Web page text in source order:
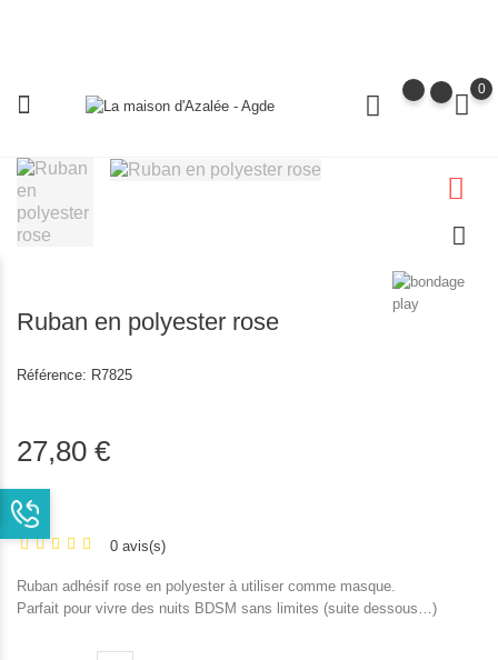
0
Ruban en polyester rose
Référence: R7825
27,80 €
TTC
0 avis(s)
Ruban adhésif rose en polyester à utiliser comme masque.
Parfait pour vivre des nuits BDSM sans limites (suite dessous…)